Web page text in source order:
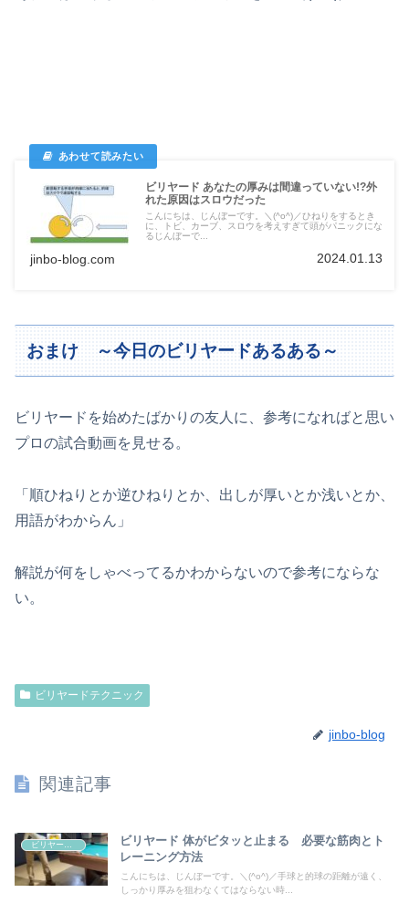
ビリヤード あなたの厚みは間違っていない!?外
れた原因はスロウだった
こんにちは、じんぼーです。＼(^o^)／ひねりをするとき
に、トビ、カーブ、スロウを考えすぎて頭がパニックにな
るじんぼーで...
jinbo-blog.com 2024.01.13
おまけ ～今日のビリヤードあるある～
ビリヤードを始めたばかりの友人に、参考になればと思い
プロの試合動画を見せる。
「順ひねりとか逆ひねりとか、出しが厚いとか浅いとか、
用語がわからん」
解説が何をしゃべってるかわからないので参考にならな
い。
ビリヤードテクニック
jinbo-blog
関連記事
ビリヤードテクニック
ビリヤード 体がビタッと止まる 必要な筋肉とト
レーニング方法
こんにちは、じんぼーです。＼(^o^)／手球と的球の距離が遠く、
しっかり厚みを狙わなくてはならない時...